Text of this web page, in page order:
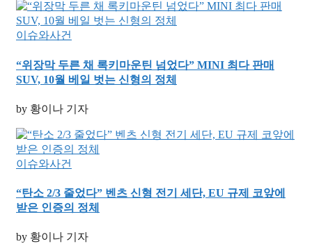
이슈와사건
“위장막 두른 채 록키마운틴 넘었다” MINI 최다 판매
SUV, 10월 베일 벗는 신형의 정체
by 황이나 기자
이슈와사건
“탄소 2/3 줄었다” 벤츠 신형 전기 세단, EU 규제 코앞에
받은 인증의 정체
by 황이나 기자